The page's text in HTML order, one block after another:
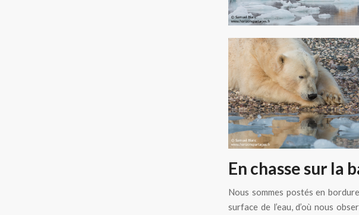
En chasse sur la
Nous sommes postés en
surface de l’eau, d’où nous